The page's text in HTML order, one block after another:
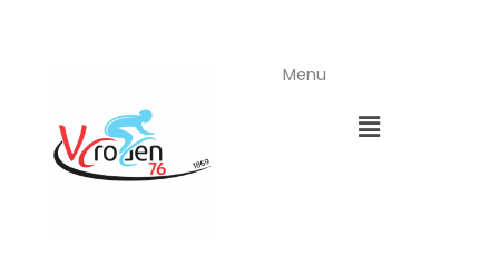
Menu
Menu